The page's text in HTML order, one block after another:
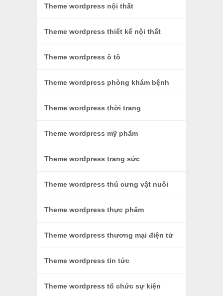
Theme wordpress nội thất
Theme wordpress thiết kế nội thất
Theme wordpress ô tô
Theme wordpress phòng khám bệnh
Theme wordpress thời trang
Theme wordpress mỹ phẩm
Theme wordpress trang sức
Theme wordpress thú cưng vật nuôi
Theme wordpress thực phẩm
Theme wordpress thương mại điện tử
Theme wordpress tin tức
Theme wordpress tổ chức sự kiện